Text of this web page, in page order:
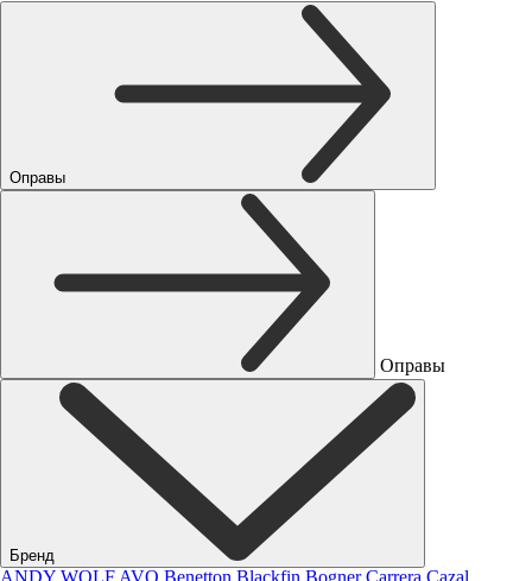
Оправы
Оправы
Бренд
ANDY WOLF AVO Benetton Blackfin Bogner Carrera Cazal